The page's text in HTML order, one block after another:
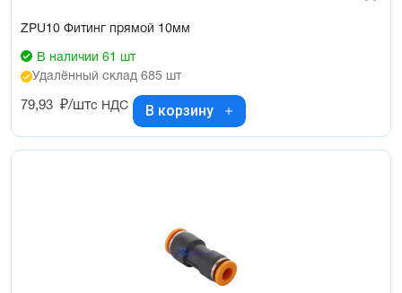
ZPU10 Фитинг прямой 10мм
В наличии 61 шт
Удалённый склад 685 шт
79,93 ₽/штс НДС В корзину